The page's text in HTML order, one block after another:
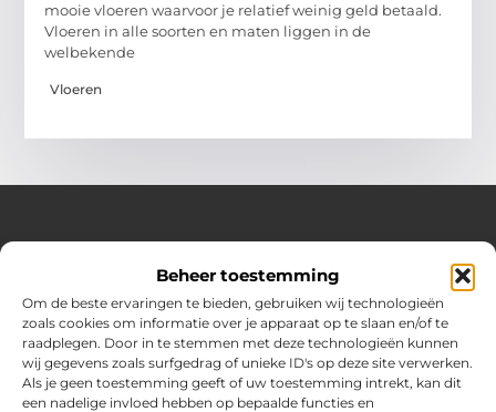
Beheer toestemming
Om de beste ervaringen te bieden, gebruiken wij technologieën
zoals cookies om informatie over je apparaat op te slaan en/of te
raadplegen. Door in te stemmen met deze technologieën kunnen
wij gegevens zoals surfgedrag of unieke ID's op deze site verwerken.
Als je geen toestemming geeft of uw toestemming intrekt, kan dit
een nadelige invloed hebben op bepaalde functies en
mooie vloeren waarvoor je relatief weinig geld betaald.
Vloeren in alle soorten en maten liggen in de
welbekende
Vloeren
Over Huizenplan
Jouw gids voor wooninspiratie en praktische tips
Ontdek een uitgebreide verzameling blogs en artikelen
boordevol handige adviezen en verrassende inzichten om
jouw woondromen te realiseren. Van interieurideeën tot
slimme bespaartips – haal het beste uit jouw huis en
leefomgeving!